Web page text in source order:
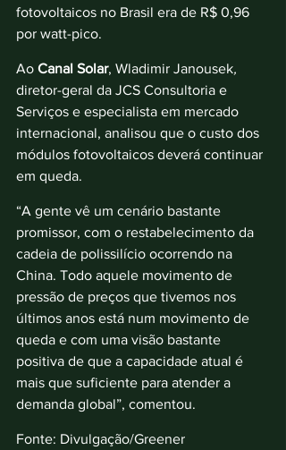
fotovoltaicos no Brasil era de R$ 0,96
por watt-pico.
Ao Canal Solar, Wladimir Janousek,
diretor-geral da JCS Consultoria e
Serviços e especialista em mercado
internacional, analisou que o custo dos
módulos fotovoltaicos deverá continuar
em queda.
“A gente vê um cenário bastante
promissor, com o restabelecimento da
cadeia de polissilício ocorrendo na
China. Todo aquele movimento de
pressão de preços que tivemos nos
últimos anos está num movimento de
queda e com uma visão bastante
positiva de que a capacidade atual é
mais que suficiente para atender a
demanda global”, comentou.
Fonte: Divulgação/Greener